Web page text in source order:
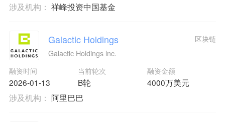
涉及机构： 祥峰投资中国基金
Galactic Holdings
Galactic Holdings lnc.
融资时间
2026-01-13
当前轮次
B轮
融资金额
4000万美元
区块链
涉及机构： 阿里巴巴